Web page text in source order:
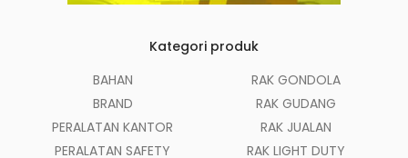
Kategori produk
BAHAN
BRAND
PERALATAN KANTOR
PERALATAN SAFETY
RAK GONDOLA
RAK GUDANG
RAK JUALAN
RAK LIGHT DUTY